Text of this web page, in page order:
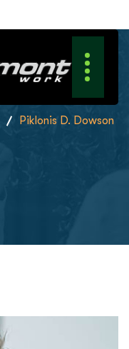
Piklonis D. Dowson